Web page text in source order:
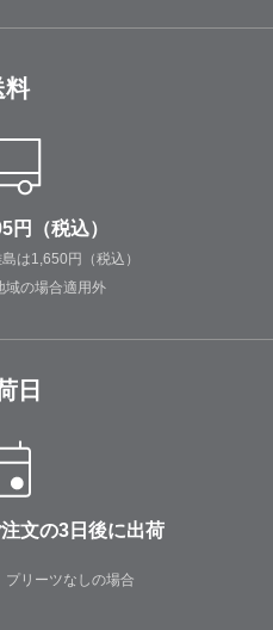
料
円（税込）
は1,650円（税込）
の場合適用外
日
文の3日後に出荷
リーツなしの場合